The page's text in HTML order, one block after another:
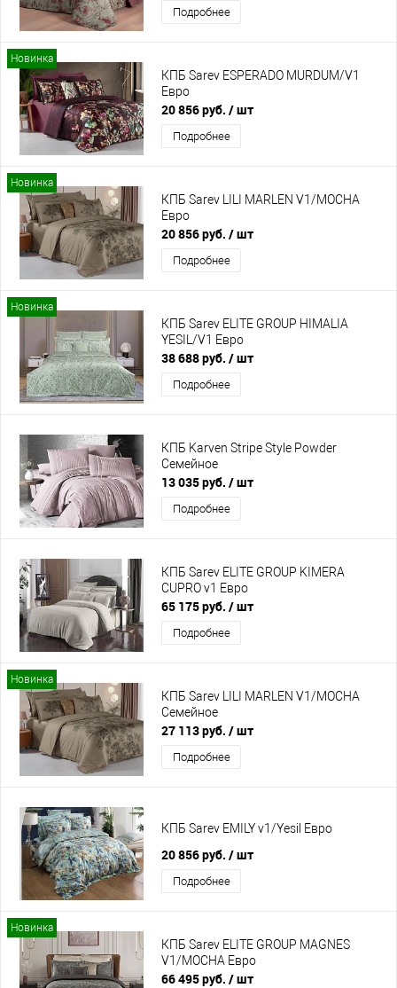
Подробнее
Новинка
КПБ Sarev ESPERADO MURDUM/V1
Евро
20 856 руб. / шт
Подробнее
Новинка
КПБ Sarev LILI MARLEN V1/MOCHA
Евро
20 856 руб. / шт
Подробнее
Новинка
КПБ Sarev ELITE GROUP HIMALIA
YESIL/V1 Евро
38 688 руб. / шт
Подробнее
КПБ Karven Stripe Style Powder
Семейное
13 035 руб. / шт
Подробнее
КПБ Sarev ELITE GROUP KIMERA
CUPRO v1 Евро
65 175 руб. / шт
Подробнее
Новинка
КПБ Sarev LILI MARLEN V1/MOCHA
Семейное
27 113 руб. / шт
Подробнее
КПБ Sarev EMILY v1/Yesil Евро
20 856 руб. / шт
Подробнее
Новинка
КПБ Sarev ELITE GROUP MAGNES
V1/MOCHA Евро
66 495 руб. / шт